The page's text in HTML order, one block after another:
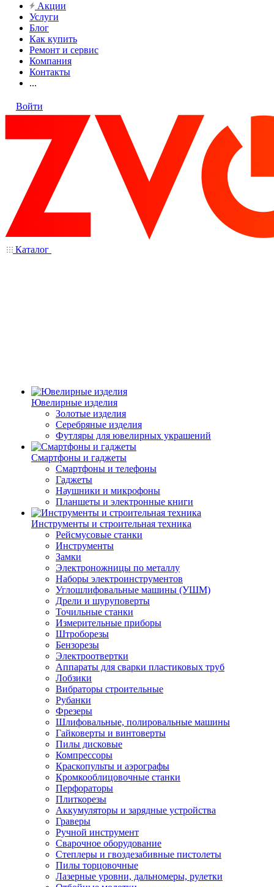
Акции
Услуги
Блог
Как купить
Ремонт и сервис
Компания
Контакты
...
Войти
Каталог
Ювелирные изделия
Золотые изделия
Серебряные изделия
Футляры для ювелирных украшений
Смартфоны и гаджеты
Смартфоны и телефоны
Гаджеты
Наушники и микрофоны
Планшеты и электронные книги
Инструменты и строительная техника
Рейсмусовые станки
Инструменты
Замки
Электроножницы по металлу
Наборы электроинструментов
Углошлифовальные машины (УШМ)
Дрели и шуруповерты
Точильные станки
Измерительные приборы
Штроборезы
Бензорезы
Электроотвертки
Аппараты для сварки пластиковых труб
Лобзики
Вибраторы строительные
Рубанки
Фрезеры
Шлифовальные, полировальные машины
Гайковерты и винтоверты
Пилы дисковые
Компрессоры
Краскопульты и аэрографы
Кромкооблицовочные станки
Перфораторы
Плиткорезы
Аккумуляторы и зарядные устройства
Граверы
Ручной инструмент
Сварочное оборудование
Степлеры и гвоздезабивные пистолеты
Пилы торцовочные
Лазерные уровни, дальномеры, рулетки